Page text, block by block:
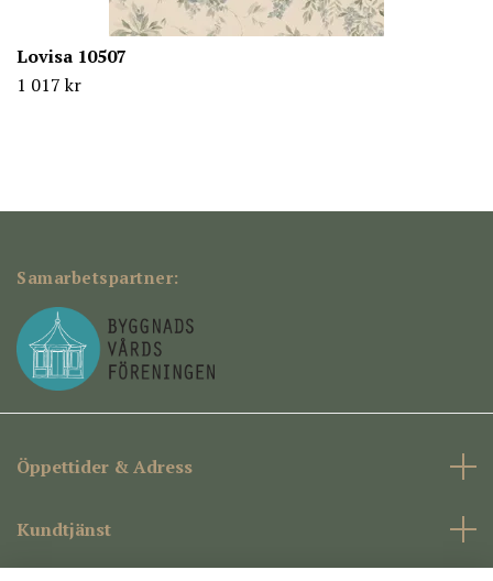
Lovisa 10507
1 017 kr
Samarbetspartner:
Öppettider & Adress
Kundtjänst